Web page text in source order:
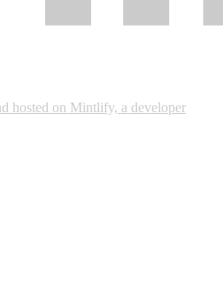
hosted on Mintlify, a developer